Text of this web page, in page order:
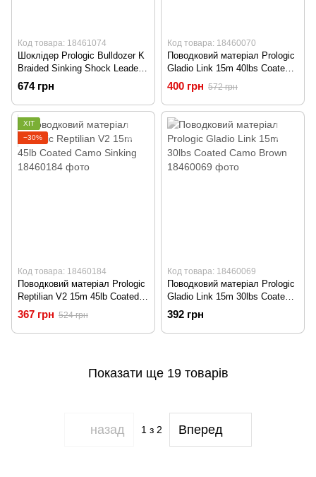
Код товара: 18461074
Шоклідер Prologic Bulldozer K
Braided Sinking Shock Leader
50m 50lbs
674 грн
Код товара: 18460070
Поводковий матеріал Prologic
Gladio Link 15m 40lbs Coated
Camo Brown
400 грн 572 грн
ХІТ
−30%
Код товара: 18460184
Поводковий матеріал Prologic
Reptilian V2 15m 45lb Coated
Camo Sinking
367 грн 524 грн
Код товара: 18460069
Поводковий матеріал Prologic
Gladio Link 15m 30lbs Coated
Camo Brown
392 грн
Показати ще 19 товарів
назад 1 з 2 Вперед